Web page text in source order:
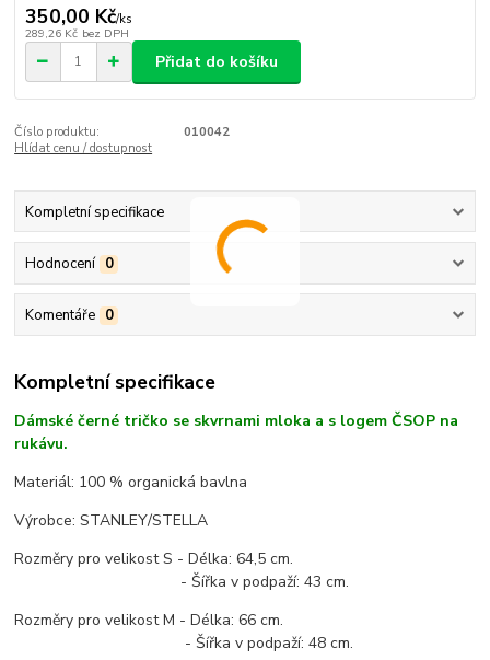
350,00 Kč/ks
289,26 Kč bez DPH
Přidat do košíku
Číslo produktu:
010042
Hlídat cenu / dostupnost
Kompletní specifikace
Hodnocení 0
Komentáře 0
Kompletní specifikace
Dámské černé tričko se skvrnami mloka a s logem ČSOP na
rukávu.
Materiál: 100 % organická bavlna
Výrobce: STANLEY/STELLA
Rozměry pro velikost S - Délka: 64,5 cm.
- Šířka v podpaží: 43 cm.
Rozměry pro velikost M - Délka: 66 cm.
- Šířka v podpaží: 48 cm.